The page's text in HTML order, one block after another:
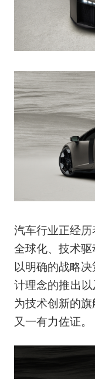
汽车行业正经
全球化、技术
以明确的战略
计理念的推出
为技术创新的
又一有力佐证。